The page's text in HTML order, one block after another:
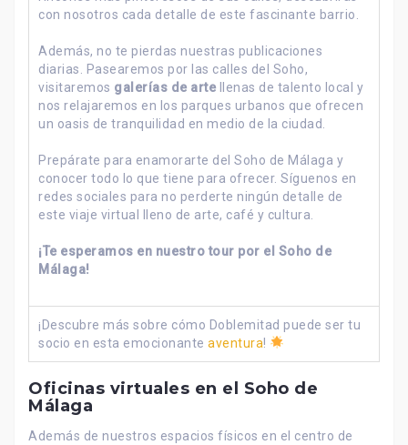
con nosotros cada detalle de este fascinante barrio.
Además, no te pierdas nuestras publicaciones
diarias. Pasearemos por las calles del Soho,
visitaremos galerías de arte llenas de talento local y
nos relajaremos en los parques urbanos que ofrecen
un oasis de tranquilidad en medio de la ciudad.
Prepárate para enamorarte del Soho de Málaga y
conocer todo lo que tiene para ofrecer. Síguenos en
redes sociales para no perderte ningún detalle de
este viaje virtual lleno de arte, café y cultura.
¡Te esperamos en nuestro tour por el Soho de
Málaga!
¡Descubre más sobre cómo Doblemitad puede ser tu
socio en esta emocionante aventura!
Oficinas virtuales en el Soho de
Málaga
Además de nuestros espacios físicos en el centro de